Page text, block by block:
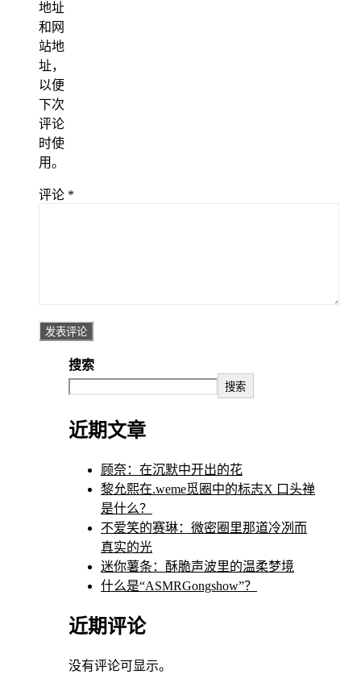
地址
和网
站地
址，
以便
下次
评论
时使
用。
评论 *
搜索
搜索
近期文章
顾奈：在沉默中开出的花
黎允熙在.weme觅圈中的标志X 口头禅
是什么？
不爱笑的赛琳：微密圈里那道冷冽而
真实的光
迷你薯条：酥脆声波里的温柔梦境
什么是“ASMRGongshow”？
近期评论
没有评论可显示。